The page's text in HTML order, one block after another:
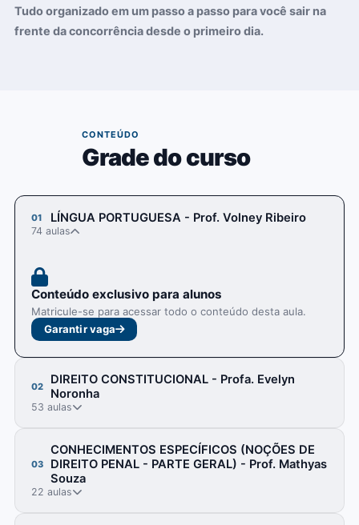
Tudo organizado em um passo a passo para você sair na
frente da concorrência desde o primeiro dia.
CONTEÚDO
Grade do curso
01 LÍNGUA PORTUGUESA - Prof. Volney Ribeiro
74 aulas
Conteúdo exclusivo para alunos
Matricule-se para acessar todo o conteúdo desta aula.
Garantir vaga
02
DIREITO CONSTITUCIONAL - Profa. Evelyn
Noronha
53 aulas
03
CONHECIMENTOS ESPECÍFICOS (NOÇÕES DE
DIREITO PENAL - PARTE GERAL) - Prof. Mathyas
Souza
22 aulas